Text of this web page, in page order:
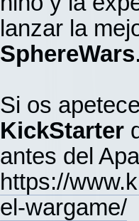
lanzar la
SphereWars
Si os
KickStarter
antes del
https://
el-wargame/